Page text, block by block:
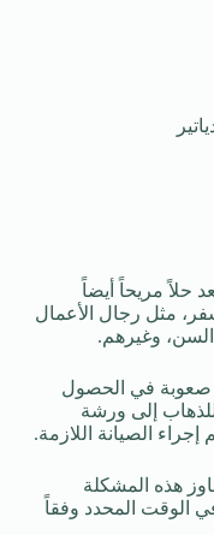
حلاً مريحاً أيضاً
مثل رجال الأعمال
السن، وغيرهم.
صعوبة في الحصول
إلى ورشة
إجراء الصيانة اللازمة.
هذه المشكلة
الوقت المحدد وفقاً